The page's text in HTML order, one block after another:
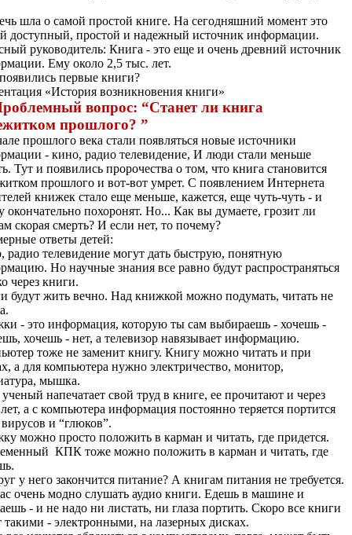
шла о самой простой книге. На сегодняшний момент это
доступный, простой и надежный источник информации.
руководитель: Книга - это еще и очень древний источник
Ему около 2,5 тыс. лет.
первые книги?
«История возникновения книги»
вопрос: “Станет ли книга
прошлого? ”
прошлого века стали появляться новые источники
- кино, радио телевидение, И люди стали меньше
Тут и появились пророчества о том, что книга становится
прошлого и вот-вот умрет. С появлением Интернета
книжек стало еще меньше, кажется, еще чуть-чуть - и
окончательно похоронят. Но... Как вы думаете, грозит ли
скорая смерть? И если нет, то почему?
ответы детей:
радио телевидение могут дать быструю, понятную
Но научные знания все равно будут распространяться
через книги.
будут жить вечно. Над книжкой можно подумать, читать не
- это информация, которую ты сам выбираешь - хочешь -
хочешь - нет, а телевизор навязывает информацию.
тоже не заменит книгу. Книгу можно читать и при
а для компьютера нужно электричество, монитор,
мышка.
напечатает свой труд в книге, ее прочитают и через
а с компьютера информация постоянно теряется портится
вирусов и “глюков”.
можно просто положить в карман и читать, где придется.
КПК тоже можно положить в карман и читать, где
у него закончится питание? А книгам питания не требуется.
очень модно слушать аудио книги. Едешь в машине и
- и не надо ни листать, ни глаза портить. Скоро все книги
такими - электронными, на лазерных дисках.